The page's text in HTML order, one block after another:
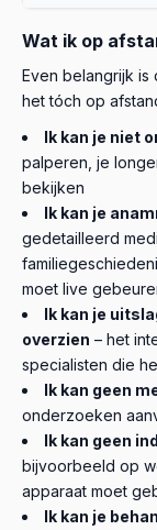
Wat ik op
Even belangrijk is
het tóch op
Ik kan je niet
palperen, je
bekijken
Ik kan je
gedetailleerd
moet live
Ik kan je
overzien – het
specialisten die
Ik kan geen
onderzoeken
Ik kan geen
bijvoorbeeld op
apparaat moet
Ik kan je